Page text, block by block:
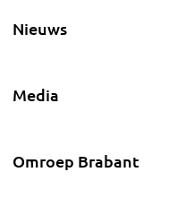
Nieuws
Media
Omroep Brabant